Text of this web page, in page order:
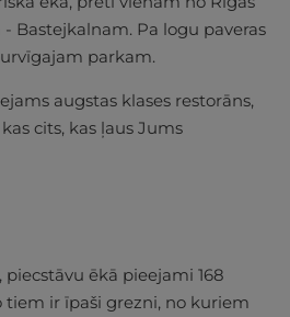
Bastejkalnam. Pa logu paveras
parkam.
augstas klases restorāns,
cits, kas ļaus Jums
ēkā pieejami 168
ir īpaši grezni, no kuriem